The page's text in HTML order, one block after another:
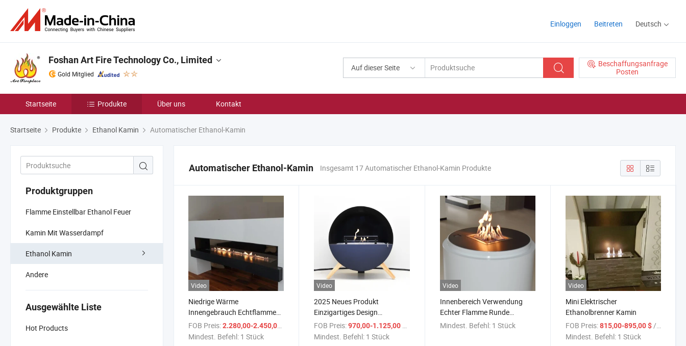
Einloggen Beitreten Deutsch
Auf dieser Seite
Beschaffungsanfrage
Posten
Foshan Art Fire Technology Co., Limited
Gold Mitglied
Startseite Produkte Über uns Kontakt
Startseite Produkte Ethanol Kamin Automatischer Ethanol-Kamin
Produktgruppen
Flamme Einstellbar Ethanol Feuer
Kamin Mit Wasserdampf
Ethanol Kamin
Andere
Ausgewählte Liste
Hot Products
Automatischer Ethanol-Kamin Insgesamt 17 Automatischer Ethanol-Kamin Produkte
Video
Niedrige Wärme
Innengebrauch Echtflammen
Bio-Ethanol-Brenner für
Elektrokamin
FOB Preis:2.280,00-2.450,00 $
Mindest. Befehl: 1 Stück
Video
2025 Neues Produkt
Einzigartiges Design
Tragbarer und Boden
Intelligenter Bio-Ethanol-
FOB Preis: 970,00-1.125,00 $
Mindest. Befehl: 1 Stück
Video
Innenbereich Verwendung
Echter Flamme Runde
Automatische Elektrische
Mindest. Befehl: 1 Stück
Video
Mini Elektrischer
Ethanolbrenner Kamin
FOB Preis: 815,00-895,00 $/ Stück
Mindest. Befehl: 1 Stück